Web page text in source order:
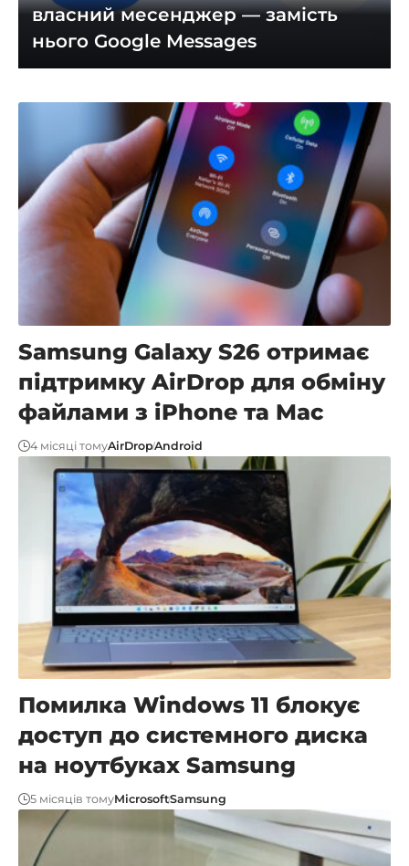
власний месенджер — замість
нього Google Messages
Samsung Galaxy S26 отримає
підтримку AirDrop для обміну
файлами з iPhone та Mac
4 місяці томуAirDropAndroid
Помилка Windows 11 блокує
доступ до системного диска
на ноутбуках Samsung
5 місяців томуMicrosoftSamsung